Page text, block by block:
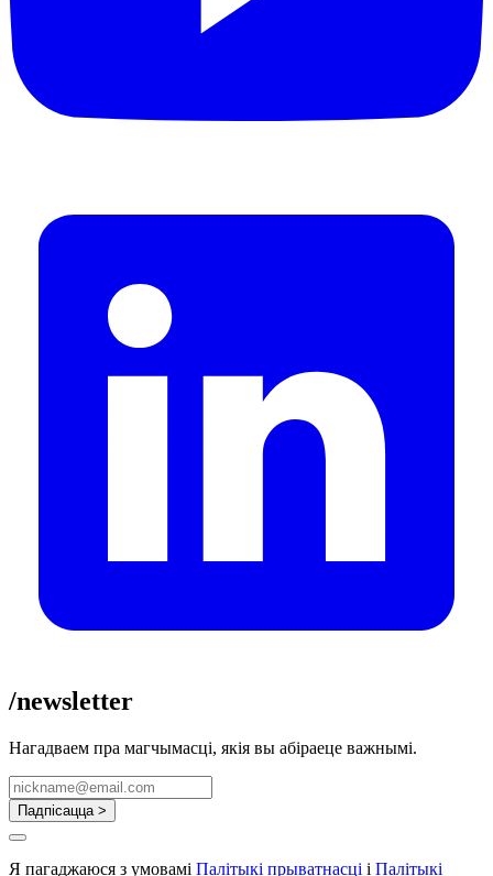
/newsletter
Нагадваем пра магчымасці, якія вы абіраеце важнымі.
Падпісацца >
Я пагаджаюся з умовамі Палітыкі прыватнасці і Палітыкі